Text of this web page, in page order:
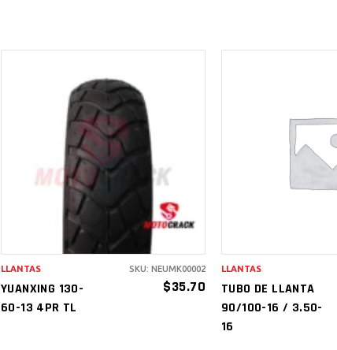
AÑADIR AL
CARRITO
YUANXING 130-
60-13 4PR TL
$35.70
LLANTAS SKU: NEUMK00002
AÑADIR
TUBO DE LLANTA
90/100-16 / 3.50-
16
LLANTAS